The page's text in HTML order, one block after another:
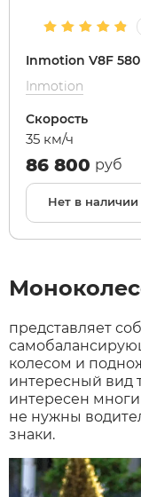
Inmotion V8F
Inmotion
Скорость
35 км/ч
86 800 руб
Нет в наличии
представляет
колесом и
интересный вид
интересен
не нужны
знаки.